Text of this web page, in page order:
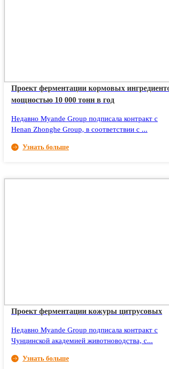
Проект ферментации кормовых
мощностью 10 000 тонн в год
Недавно Myande Group подписала контракт с
Henan Zhonghe Group, в соответствии с ...
Узнать больше
Проект ферментации кожуры цитрусовых
Недавно Myande Group подписала контракт с
Чунцинской академией животноводства, с...
Узнать больше